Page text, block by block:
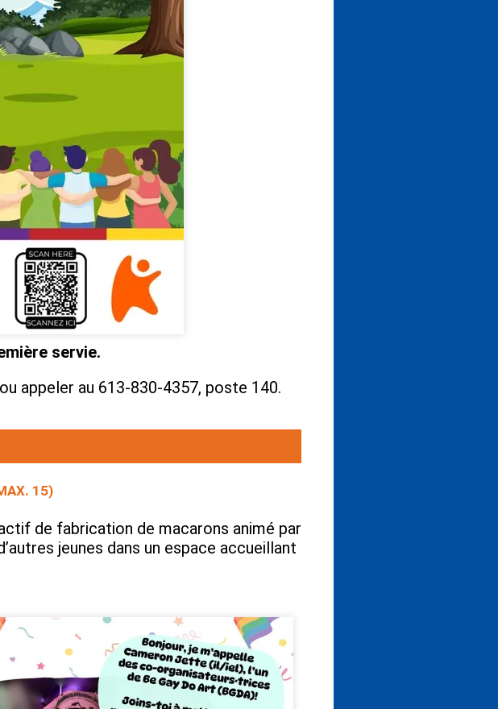
servie.
appeler au 613-830-4357, poste 140.
15)
de fabrication de macarons animé par
jeunes dans un espace accueillant